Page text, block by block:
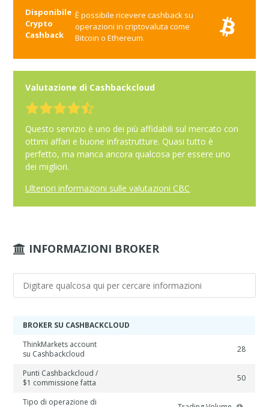
Disponibile
Crypto
Cashback
È possibile ricevere cashback su
operazioni in criptovaluta come
Bitcoin o Ethereum.
Valutazione di Cashbackcloud
Questo servizio è uno dei più affidabili sul mercato con
ottimi affari e buone infrastrutture. Quasi tutto è
perfetto, ma manca ancora qualcosa per essere uno
dei migliori.
Ulteriori informazioni sulle valutazioni CBC
INFORMAZIONI BROKER
BROKER SU CASHBACKCLOUD
ThinkMarkets account
su Cashbackcloud
28
Punti Cashbackcloud /
$1 commissione fatta
50
Tipo di operazione di